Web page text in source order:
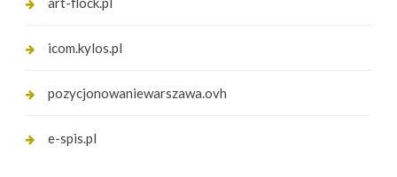
icom.kylos.pl
pozycjonowaniewarszawa.ovh
e-spis.pl